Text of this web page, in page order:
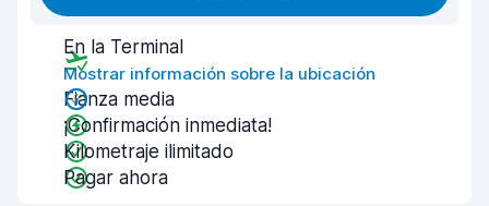
En la Terminal
Mostrar información sobre la ubicación
Fianza media
¡Confirmación inmediata!
Kilometraje ilimitado
Pagar ahora